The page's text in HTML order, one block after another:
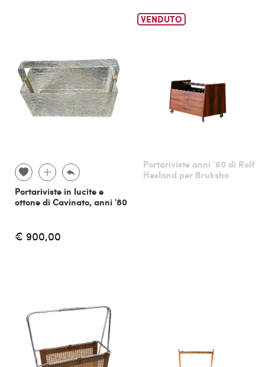
Portariviste in lucite e
ottone di Cavinato, anni '80
€ 900,00
VENDUTO
Portariviste anni ’60 di Rolf
Hesland per Bruksbo